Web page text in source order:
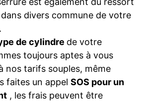
divers commune de votre
de cylindre de votre
toujours aptes à vous
nos tarifs souples, même
faites un appel SOS pour un
, les frais peuvent être